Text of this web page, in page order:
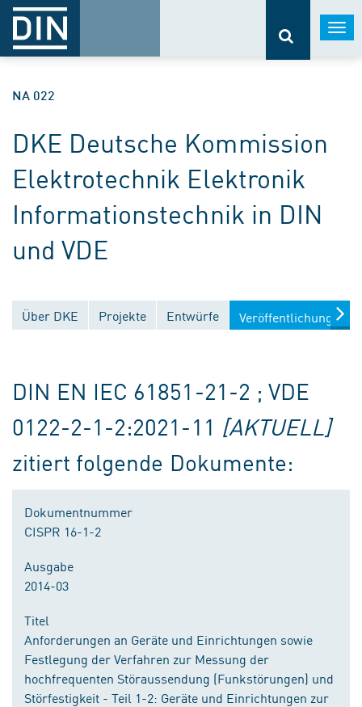
NA 022
DKE Deutsche Kommission
Elektrotechnik Elektronik
Informationstechnik in DIN
und VDE
Über DKE Projekte Entwürfe Veröffentlichungen
DIN EN IEC 61851-21-2 ; VDE
0122-2-1-2:2021-11 [AKTUELL]
zitiert folgende Dokumente:
Dokumentnummer
CISPR 16-1-2
Ausgabe
2014-03
Titel
Anforderungen an Geräte und Einrichtungen sowie
Festlegung der Verfahren zur Messung der
hochfrequenten Störaussendung (Funkstörungen) und
Störfestigkeit - Teil 1-2: Geräte und Einrichtungen zur